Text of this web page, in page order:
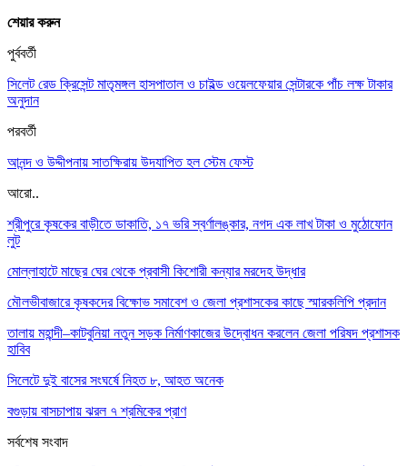
শেয়ার করুন
পুর্ববর্তী
সিলেট রেড ক্রিসেন্ট মাতৃমঙ্গল হাসপাতাল ও চাইল্ড ওয়েলফেয়ার সেন্টারকে পাঁচ লক্ষ টাকার
অনুদান
পরবর্তী
আনন্দ ও উদ্দীপনায় সাতক্ষিরায় উদযাপিত হল স্টেম ফেস্ট
আরো..
শ্রীপুরে কৃষকের বাড়ীতে ডাকাতি, ১৭ ভরি স্বর্ণালঙ্কার, নগদ এক লাখ টাকা ও মুঠোফোন
লুট
মোল্লাহাটে মাছের ঘের থেকে প্রবাসী কিশোরী কন্যার মরদেহ উদ্ধার
মৌলভীবাজারে কৃষকদের বিক্ষোভ সমাবেশ ও জেলা প্রশাসকের কাছে স্মারকলিপি প্রদান
তালায় মহান্দী–কাটবুনিয়া নতুন সড়ক নির্মাণকাজের উদ্বোধন করলেন জেলা পরিষদ প্রশাসক
হাবিব
সিলেটে দুই বাসের সংঘর্ষে নিহত ৮, আহত অনেক
বগুড়ায় বাসচাপায় ঝরল ৭ শ্রমিকের প্রাণ
সর্বশেষ সংবাদ